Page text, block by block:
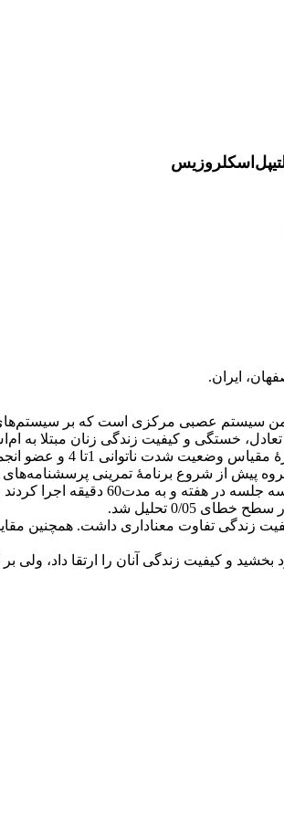
ایران.
سیستم عصبی مرکزی است که بر
خستگی و کیفیت زندگی زنان مبتلا به
پیش از شروع برنامۀ تمرینی
تعادل برگ شرکت کردند. گروه تجربی
زندگی تفاوت معناداری داشت. همچنین
و کیفیت زندگی آنان را ارتقا داد، ولی